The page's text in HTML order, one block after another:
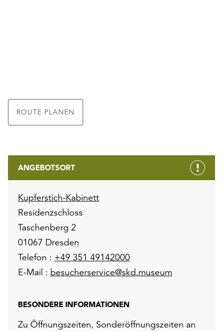
ROUTE PLANEN
ANGEBOTSORT
Kupferstich-Kabinett
Residenzschloss
Taschenberg 2
01067 Dresden
Telefon : +49 351 49142000
E-Mail : besucherservice@skd.museum
BESONDERE INFORMATIONEN
Zu Öffnungszeiten, Sonderöffnungszeiten an